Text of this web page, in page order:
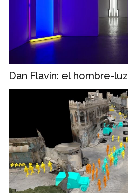
Dan Flavin: el hombre-luz